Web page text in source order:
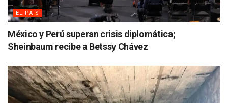
EL PAÍS
México y Perú superan crisis diplomática;
Sheinbaum recibe a Betssy Chávez